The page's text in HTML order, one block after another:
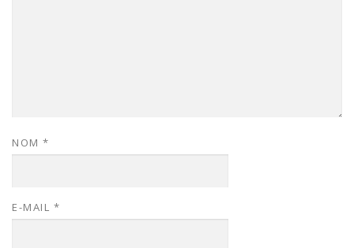
NOM *
E-MAIL *